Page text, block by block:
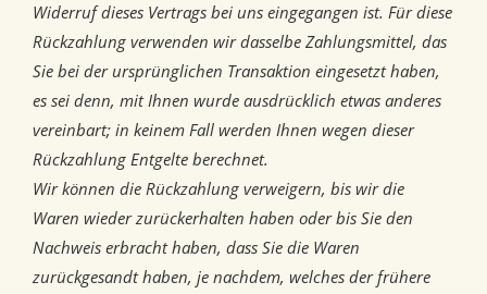
Widerruf dieses Vertrags bei uns eingegangen ist. Für diese
Rückzahlung verwenden wir dasselbe Zahlungsmittel, das
Sie bei der ursprünglichen Transaktion eingesetzt haben,
es sei denn, mit Ihnen wurde ausdrücklich etwas anderes
vereinbart; in keinem Fall werden Ihnen wegen dieser
Rückzahlung Entgelte berechnet.
Wir können die Rückzahlung verweigern, bis wir die
Waren wieder zurückerhalten haben oder bis Sie den
Nachweis erbracht haben, dass Sie die Waren
zurückgesandt haben, je nachdem, welches der frühere